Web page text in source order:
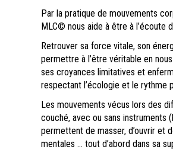
Par la pratique de mouvements
MLC© nous aide à être à l’écoute
Retrouver sa force vitale, son
permettre à l’être véritable en
ses croyances limitatives et
respectant l’écologie et le rythme
Les mouvements vécus lors des
couché, avec ou sans instruments
permettent de masser, d’ouvrir et
mentales … tout d’abord dans sa